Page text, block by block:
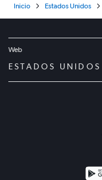
Inicio Estados Unidos
Web
ESTADOS UNIDOS